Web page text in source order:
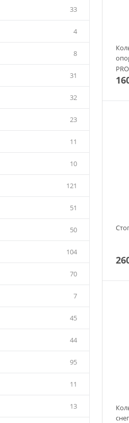
33
4
8
31
32
23
11
10
121
51
50
104
70
7
45
44
95
11
13